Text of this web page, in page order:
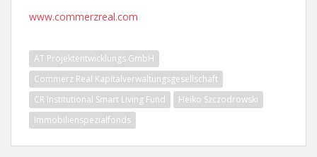
www.commerzreal.com
AT Projektentwicklungs GmbH
Commerz Real Kapitalverwaltungsgesellschaft
CR Institutional Smart Living Fund
Heiko Szczodrowski
Immobilienspezialfonds